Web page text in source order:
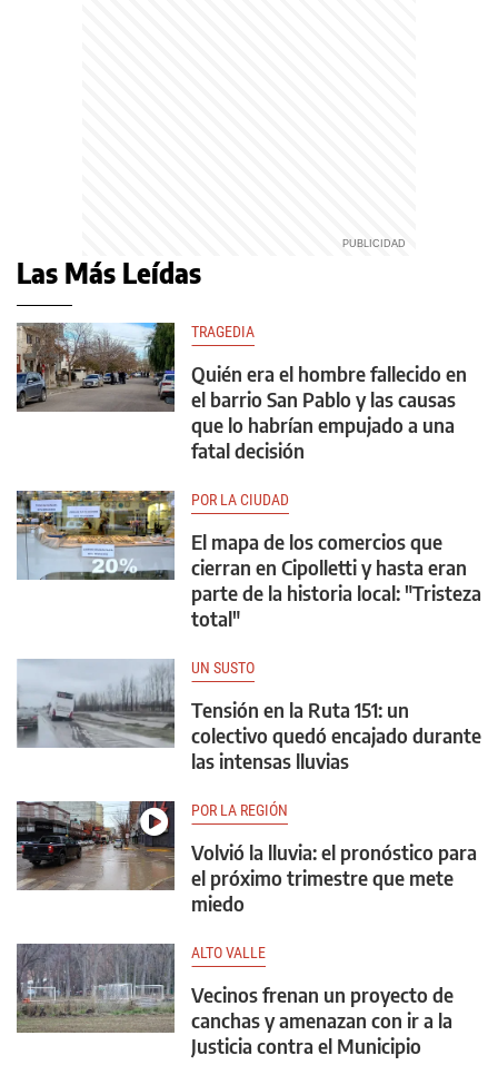
Las Más Leídas
TRAGEDIA
Quién era el hombre fallecido en
el barrio San Pablo y las causas
que lo habrían empujado a una
fatal decisión
POR LA CIUDAD
El mapa de los comercios que
cierran en Cipolletti y hasta eran
parte de la historia local: "Tristeza
total"
UN SUSTO
Tensión en la Ruta 151: un
colectivo quedó encajado durante
las intensas lluvias
POR LA REGIÓN
Volvió la lluvia: el pronóstico para
el próximo trimestre que mete
miedo
ALTO VALLE
Vecinos frenan un proyecto de
canchas y amenazan con ir a la
Justicia contra el Municipio